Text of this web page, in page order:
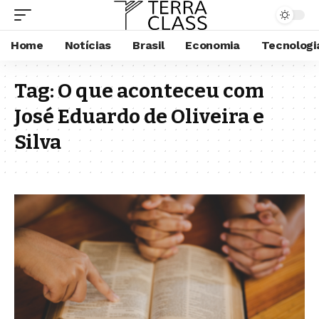
Home Notícias Brasil Economia
Tag:O que aconteceu com
José Eduardo de Oliveira e
Silva